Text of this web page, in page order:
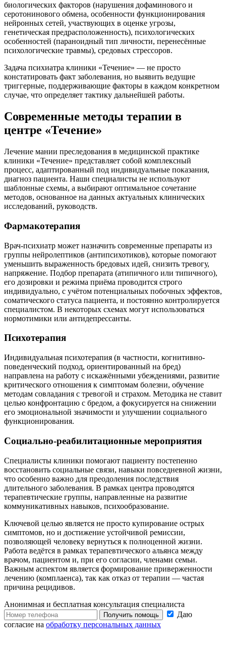
биологических факторов (нарушения дофаминового и
серотонинового обмена, особенности функционирования
нейронных сетей, участвующих в оценке угрозы,
генетическая предрасположенность), психологических
особенностей (параноидный тип личности, перенесённые
психологические травмы), средовых стрессоров.
Задача психиатра клиники «Течение» — не просто
констатировать факт заболевания, но выявить ведущие
триггерные, поддерживающие факторы в каждом конкретном
случае, что определяет тактику дальнейшей работы.
Современные методы терапии в
центре «Течение»
Лечение мании преследования в медицинской практике
клиники «Течение» представляет собой комплексный
процесс, адаптированный под индивидуальные показания,
диагноз пациента. Наши специалисты не используют
шаблонные схемы, а выбирают оптимальное сочетание
методов, основанное на данных актуальных клинических
исследований, руководств.
Фармакотерапия
Врач-психиатр может назначить современные препараты из
группы нейролептиков (антипсихотиков), которые помогают
уменьшить выраженность бредовых идей, снизить тревогу,
напряжение. Подбор препарата (атипичного или типичного),
его дозировки и режима приёма проводится строго
индивидуально, с учётом потенциальных побочных эффектов,
соматического статуса пациента, и постоянно контролируется
специалистом. В некоторых схемах могут использоваться
нормотимики или антидепрессанты.
Психотерапия
Индивидуальная психотерапия (в частности, когнитивно-
поведенческий подход, ориентированный на бред)
направлена на работу с искажёнными убеждениями, развитие
критического отношения к симптомам болезни, обучение
методам совладания с тревогой и страхом. Методика не ставит
целью конфронтацию с бредом, а фокусируется на снижении
его эмоциональной значимости и улучшении социального
функционирования.
Социально-реабилитационные мероприятия
Специалисты клиники помогают пациенту постепенно
восстановить социальные связи, навыки повседневной жизни,
что особенно важно для преодоления последствия
длительного заболевания. В рамках центра проводятся
терапевтические группы, направленные на развитие
коммуникативных навыков, психообразование.
Ключевой целью является не просто купирование острых
симптомов, но и достижение устойчивой ремиссии,
позволяющей человеку вернуться к полноценной жизни.
Работа ведётся в рамках терапевтического альянса между
врачом, пациентом и, при его согласии, членами семьи.
Важным аспектом является формирование приверженности
лечению (комплаенса), так как отказ от терапии — частая
причина рецидивов.
Анонимная и бесплатная консультация специалиста
Получить помощь
Даю
согласие на обработку персональных данных